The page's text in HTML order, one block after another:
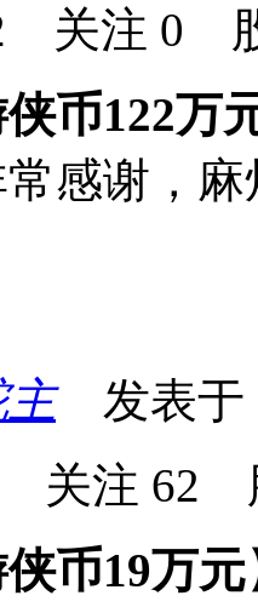
关注 0
币122万
感谢，
发表于
关注 62
币19万元